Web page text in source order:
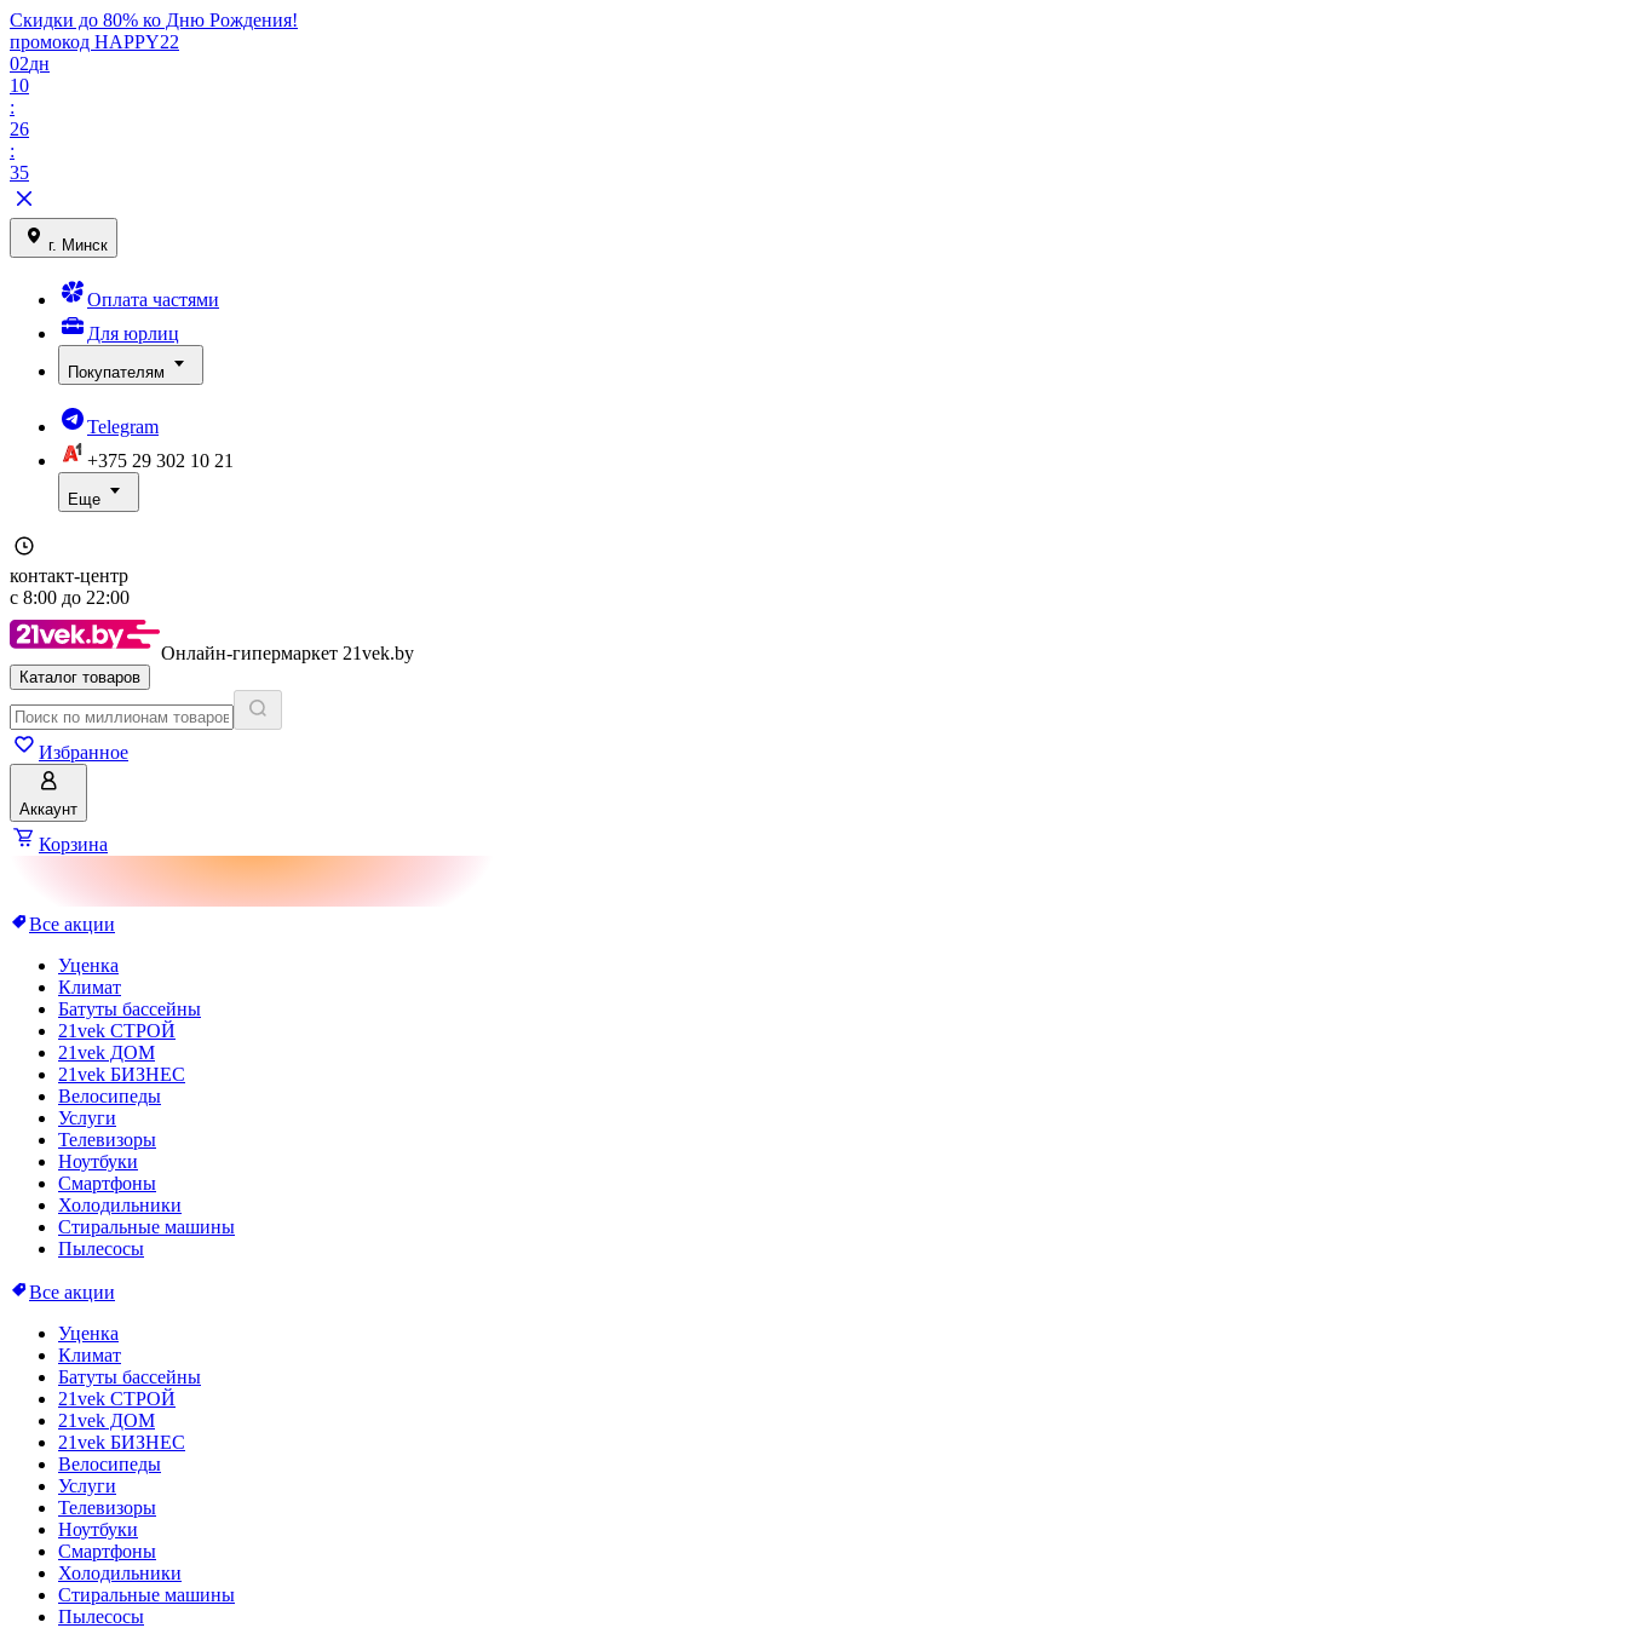
Скидки до 80% ко Дню Рождения!
промокод HAPPY22
02дн
10
:
26
:
35
г. Минск
Оплата частями
Для юрлиц
Покупателям
Telegram
+375 29 302 10 21
Еще
контакт-центр
с 8:00 до 22:00
Онлайн-гипермаркет 21vek.by
Каталог товаров
Избранное
Аккаунт
Корзина
Все акции
Уценка
Климат
Батуты бассейны
21vek СТРОЙ
21vek ДОМ
21vek БИЗНЕС
Велосипеды
Услуги
Телевизоры
Ноутбуки
Смартфоны
Холодильники
Стиральные машины
Пылесосы
Все акции
Уценка
Климат
Батуты бассейны
21vek СТРОЙ
21vek ДОМ
21vek БИЗНЕС
Велосипеды
Услуги
Телевизоры
Ноутбуки
Смартфоны
Холодильники
Стиральные машины
Пылесосы